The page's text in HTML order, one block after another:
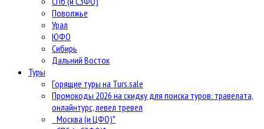
Поволжье
Урал
ЮФО
Сибирь
Дальний Восток
Туры
Горящие туры на Turs.sale
Промокоды 2026 на скидку для поиска туров: травелата,
онлайнтурс, левел тревел
Москва (и ЦФО)*